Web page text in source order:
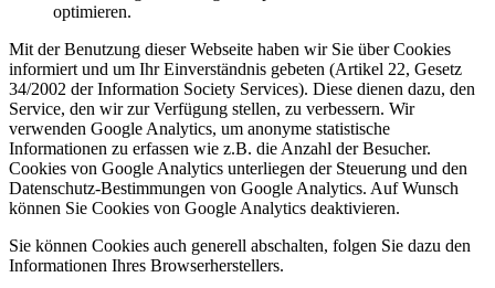
optimieren.
Mit der Benutzung dieser Webseite haben wir Sie über Cookies
informiert und um Ihr Einverständnis gebeten (Artikel 22, Gesetz
34/2002 der Information Society Services). Diese dienen dazu, den
Service, den wir zur Verfügung stellen, zu verbessern. Wir
verwenden Google Analytics, um anonyme statistische
Informationen zu erfassen wie z.B. die Anzahl der Besucher.
Cookies von Google Analytics unterliegen der Steuerung und den
Datenschutz-Bestimmungen von Google Analytics. Auf Wunsch
können Sie Cookies von Google Analytics deaktivieren.
Sie können Cookies auch generell abschalten, folgen Sie dazu den
Informationen Ihres Browserherstellers.